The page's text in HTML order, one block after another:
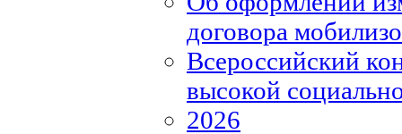
договора
Всероссийский
высокой
2026